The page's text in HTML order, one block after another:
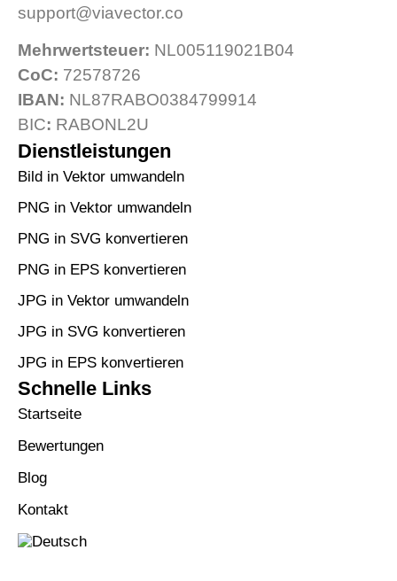
Dienstleistungen
Bild in Vektor umwandeln
PNG in Vektor umwandeln
PNG in SVG konvertieren
PNG in EPS konvertieren
JPG in Vektor umwandeln
JPG in SVG konvertieren
JPG in EPS konvertieren
Schnelle Links
Startseite
Bewertungen
Blog
Kontakt
support@viavector.co
Mehrwertsteuer: NL005119021B04
CoC: 72578726
IBAN: NL87RABO0384799914
BIC: RABONL2U